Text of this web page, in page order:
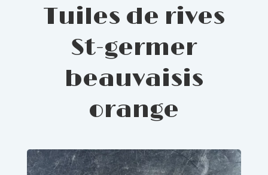
Tuiles de rives
St-germer
beauvaisis
orange